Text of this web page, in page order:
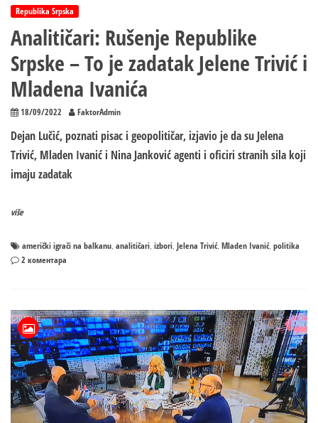
Republika Srpska
Analitičari: Rušenje Republike
Srpske – To je zadatak Jelene Trivić i
Mladena Ivanića
18/09/2022 FaktorAdmin
Dejan Lučić, poznati pisac i geopolitičar, izjavio je da su Jelena
Trivić, Mladen Ivanić i Nina Janković agenti i oficiri stranih sila koji
imaju zadatak
više
američki igrači na balkanu, analitičari, izbori, Jelena Trivić, Mladen Ivanić, politika
2 коментара
Srpske
–
To
je
zadatak
Jelene
Trivić